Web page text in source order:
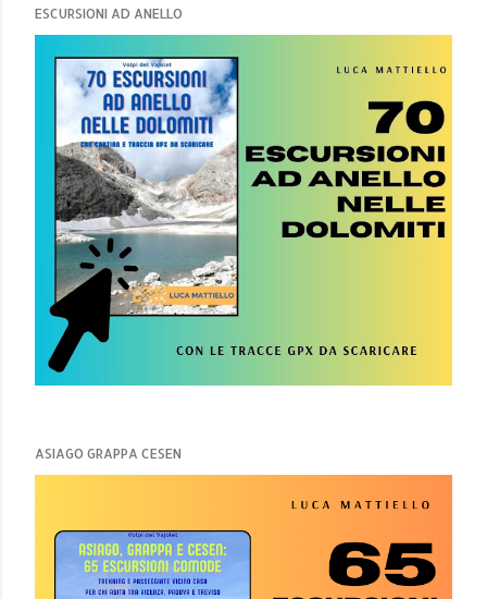
ESCURSIONI AD ANELLO
ASIAGO GRAPPA CESEN